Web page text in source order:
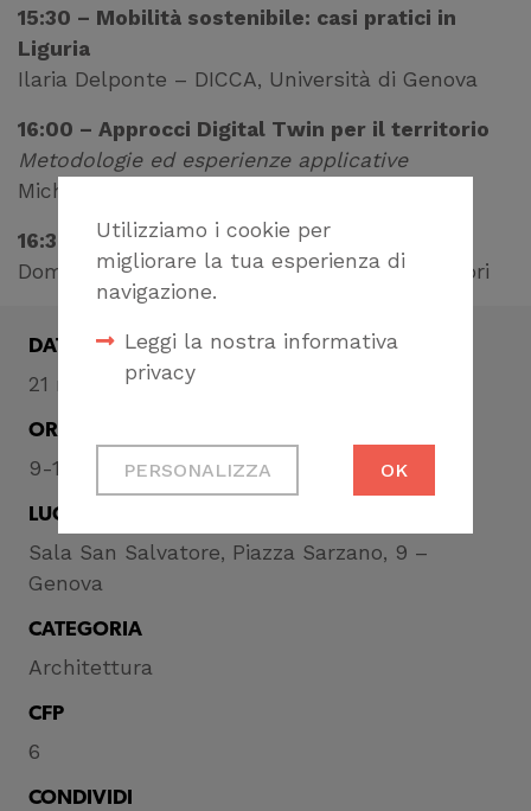
Utilizziamo i cookie per
migliorare la tua esperienza di
navigazione.
Leggi la nostra informativa
privacy
Cookie tecnici
Necessari per
correttamente del
PERSONALIZZA OK
15:30 – Mobilità sostenibile: casi pratici in
Liguria
Ilaria Delponte – DICCA, Università di Genova
16:00 – Approcci Digital Twin per il territorio
Metodologie ed esperienze applicative
Michela Spagnuolo – CNR IMATI
16:30 – Conclusioni
Domande, dibattito finale e chiusura dei lavori
DATA
21 maggio 2026
ORA
9-16:30
LUOGO
Sala San Salvatore, Piazza Sarzano, 9 –
Genova
CATEGORIA
Architettura
CFP
6
CONDIVIDI